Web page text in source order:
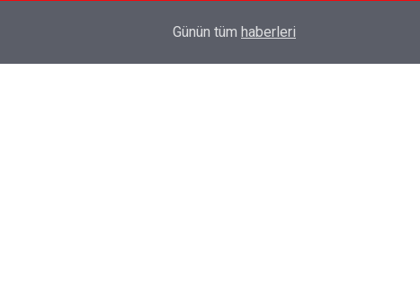
yapmanın sırrı
Günün tüm haberleri